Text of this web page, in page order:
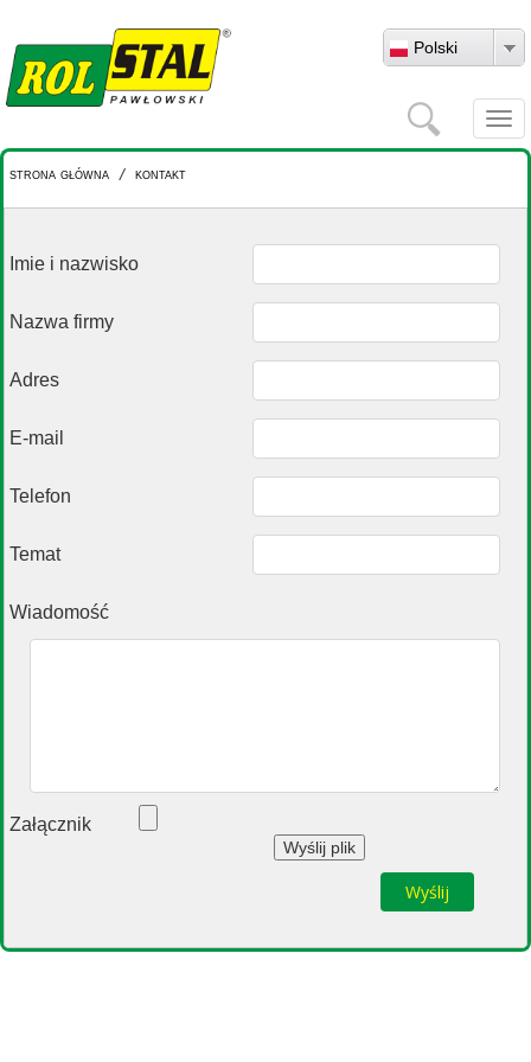
Polski
Szukaj
strona główna / kontakt
Imie i nazwisko
Nazwa firmy
Adres
E-mail
Telefon
Temat
Wiadomość
Załącznik